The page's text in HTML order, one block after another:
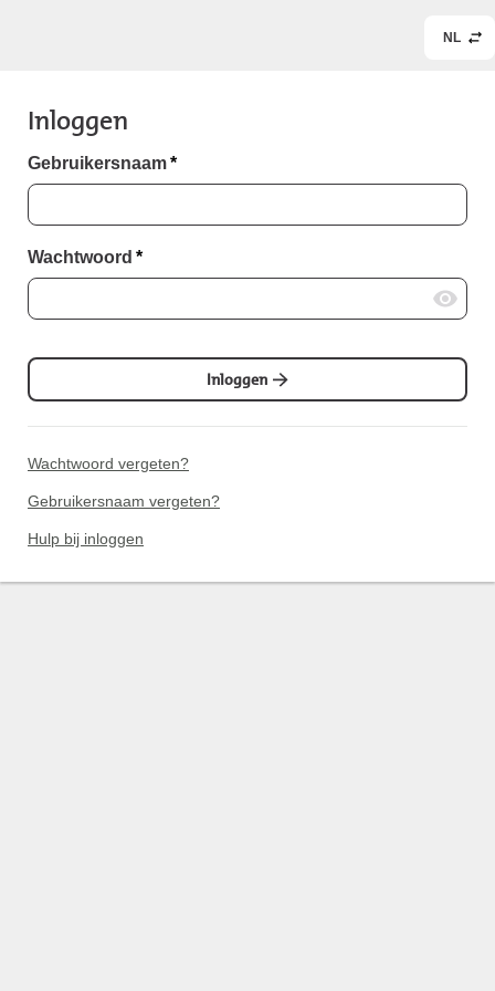
NL
Inloggen
Gebruikersnaam*
Wachtwoord *
Inloggen
Wachtwoord vergeten?
Gebruikersnaam vergeten?
Hulp bij inloggen